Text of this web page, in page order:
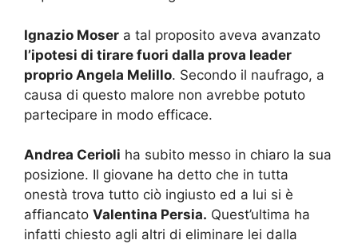
Ignazio Moser a tal proposito aveva avanzato
l’ipotesi di tirare fuori dalla prova leader
proprio Angela Melillo. Secondo il naufrago, a
causa di questo malore non avrebbe potuto
partecipare in modo efficace.
Andrea Cerioli ha subito messo in chiaro la sua
posizione. Il giovane ha detto che in tutta
onestà trova tutto ciò ingiusto ed a lui si è
affiancato Valentina Persia. Quest’ultima ha
infatti chiesto agli altri di eliminare lei dalla